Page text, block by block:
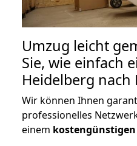
Umzug leicht
Sie, wie einfach
Heidelberg nach
Wir können Ihnen
professionelles
einem kostengünstigen